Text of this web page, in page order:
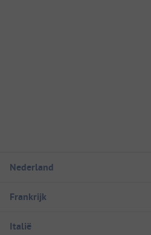
Nederland
Frankrijk
Italië